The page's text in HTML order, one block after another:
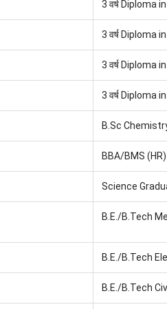
3 वर्ष Diploma
3 वर्ष Diploma
3 वर्ष Diploma
3 वर्ष Diploma
B.Sc
BBA/BMS (HR)
Science
B.E./B.Tech
B.E./B.Tech
B.E./B.Tech